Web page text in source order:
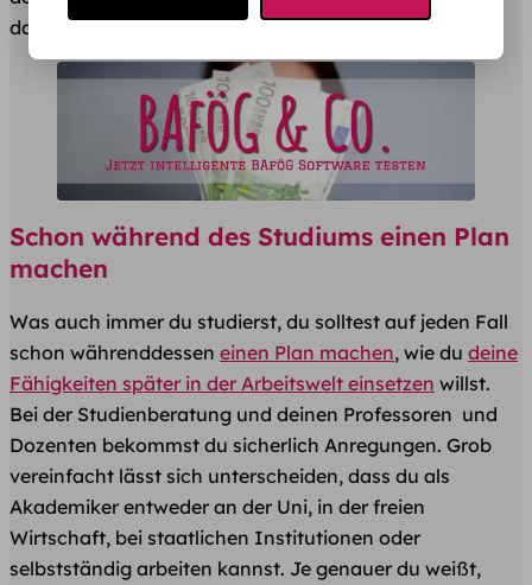
das man nicht mag?
Schon während des Studiums einen Plan
machen
Was auch immer du studierst, du solltest auf jeden Fall
schon währenddessen einen Plan machen, wie du deine
Fähigkeiten später in der Arbeitswelt einsetzen willst.
Bei der Studienberatung und deinen Professoren und
Dozenten bekommst du sicherlich Anregungen. Grob
vereinfacht lässt sich unterscheiden, dass du als
Akademiker entweder an der Uni, in der freien
Wirtschaft, bei staatlichen Institutionen oder
selbstständig arbeiten kannst. Je genauer du weißt,